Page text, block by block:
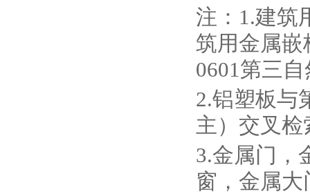
注：1.建筑
筑用金属嵌
0601第三
2.铝塑板与
主）交叉检
3.金属门，
窗，金属